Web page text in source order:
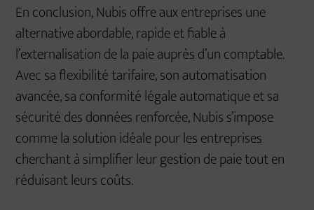
En conclusion, Nubis offre aux entreprises une
alternative abordable, rapide et fiable à
l’externalisation de la paie auprès d’un comptable.
Avec sa flexibilité tarifaire, son automatisation
avancée, sa conformité légale automatique et sa
sécurité des données renforcée, Nubis s’impose
comme la solution idéale pour les entreprises
cherchant à simplifier leur gestion de paie tout en
réduisant leurs coûts.